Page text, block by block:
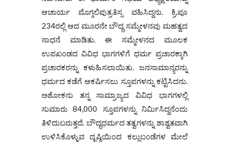
ಆಚಾರ್ಯ ಮೊಗ್ಗಲಿಪುತ್ರತಿಸ್ಸ ವಹಿಸಿದ್ದನು. ಕ್ರಿ.ಪೂ
234ರಲ್ಲಿ ಆದ ಮೂರನೇ ಬೌದ್ಧ ಸಮ್ಮೇಳನವು ಮಹತ್ವದ
ಸಾಧನೆ ಮಾಡಿತು. ಈ ಸಮ್ಮೇಳನದ ಮೂಲಕ
ಉಪಖಂಡದ ವಿವಿಧ ಭಾಗಗಳಿಗೆ ಧರ್ಮ ಪ್ರಚಾರಕ್ಕಾಗಿ
ಪ್ರಚಾರಕರನ್ನು ಕಳುಹಿಸಲಾಯಿತು. ಜನಸಾಮಾನ್ಯರನ್ನು
ಧರ್ಮದ ಕಡೆಗೆ ಆಕರ್ಷಿಸಲು ಸ್ತೂಪಗಳನ್ನು ಕಟ್ಟಿಸಿದನು.
ಅಶೋಕನು ತನ್ನ ಸಾಮ್ರಾಜ್ಯದ ವಿವಿಧ ಭಾಗಗಳಲ್ಲಿ
ಸುಮಾರು 84,000 ಸ್ತೂಪಗಳನ್ನು ನಿರ್ಮಿಸಿದ್ದನೆಂದು
ತಿಳಿದುಬರುತ್ತದೆ. ಬೌದ್ಧಧರ್ಮದ ತತ್ವಗಳನ್ನು ಶಾಶ್ವತವಾಗಿ
ಉಳಿಸಿಕೊಳ್ಳುವ ದೃಷ್ಠಿಯಿಂದ ಕಲ್ಲುಬಂಡೆಗಳ ಮೇಲೆ